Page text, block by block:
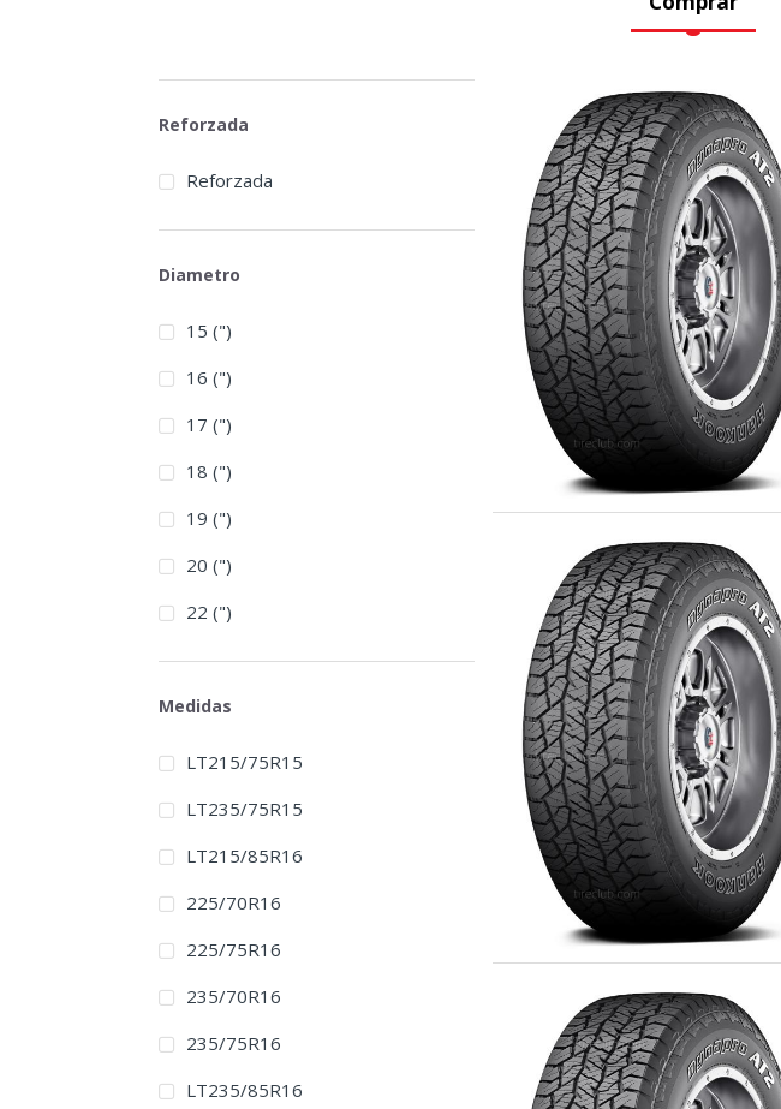
Reforzada
Reforzada
Diametro
15 (")
16 (")
17 (")
18 (")
19 (")
20 (")
22 (")
Medidas
LT215/75R15
LT235/75R15
LT215/85R16
225/70R16
225/75R16
235/70R16
235/75R16
LT235/85R16